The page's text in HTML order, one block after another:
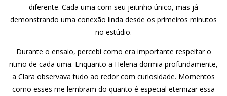
diferente. Cada uma com seu jeitinho único, mas já
demonstrando uma conexão linda desde os primeiros minutos
no estúdio.
Durante o ensaio, percebi como era importante respeitar o
ritmo de cada uma. Enquanto a Helena dormia profundamente,
a Clara observava tudo ao redor com curiosidade. Momentos
como esses me lembram do quanto é especial eternizar essa